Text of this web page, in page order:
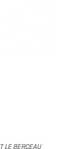
LE BERCEAU